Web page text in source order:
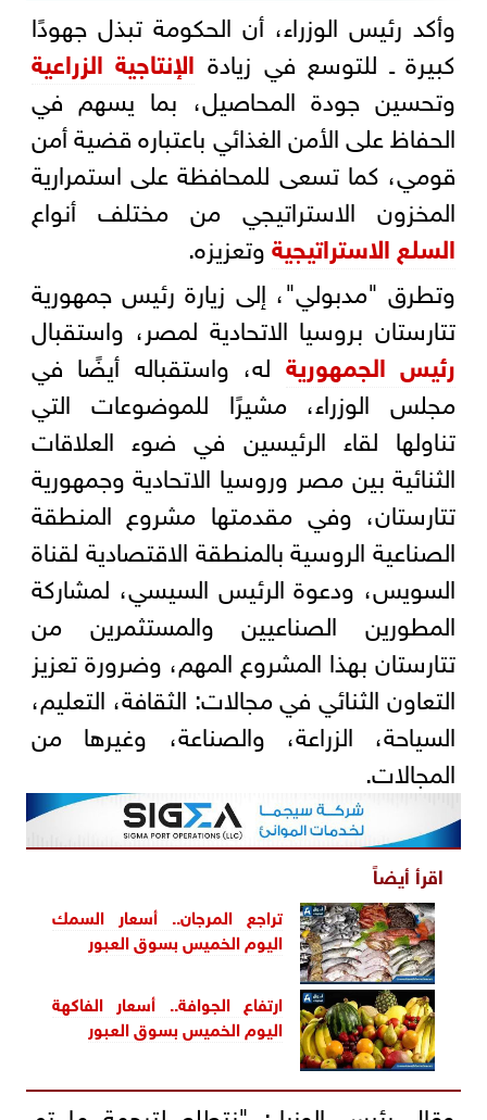
وأكد رئيس الوزراء، أن الحكومة تبذل جهودًا
كبيرة ـ للتوسع في زيادة الإنتاجية الزراعية
وتحسين جودة المحاصيل، بما يسهم في
الحفاظ على الأمن الغذائي باعتباره قضية أمن
قومي، كما تسعى للمحافظة على استمرارية
المخزون الاستراتيجي من مختلف أنواع
السلع الاستراتيجيةوتعزيزه.
وتطرق "مدبولي"، إلى زيارة رئيس جمهورية
تتارستان بروسيا الاتحادية لمصر، واستقبال
رئيس الجمهورية له، واستقباله أيضًا في
مجلس الوزراء، مشيرًا للموضوعات التي
تناولها لقاء الرئيسين في ضوء العلاقات
الثنائية بين مصر وروسيا الاتحادية وجمهورية
تتارستان، وفي مقدمتها مشروع المنطقة
الصناعية الروسية بالمنطقة الاقتصادية لقناة
السويس، ودعوة الرئيس السيسي، لمشاركة
المطورين الصناعيين والمستثمرين من
تتارستان بهذا المشروع المهم، وضرورة تعزيز
التعاون الثنائي في مجالات: الثقافة، التعليم،
السياحة، الزراعة، والصناعة، وغيرها من
المجالات.
اقرأ أيضاً
تراجع المرجان.. أسعار السمك
اليوم الخميس بسوق العبور
ارتفاع الجوافة.. أسعار الفاكهة
اليوم الخميس بسوق العبور